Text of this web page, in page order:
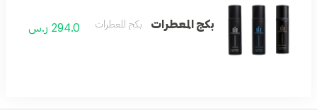
بكج المعطرات بكج المعطرات 294.0 ر.س